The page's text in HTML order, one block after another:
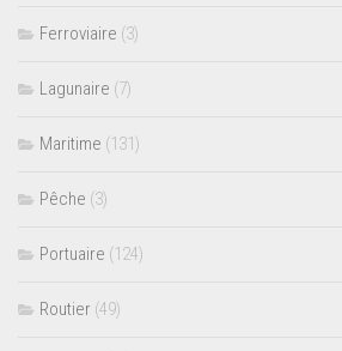
Ferroviaire (3)
Lagunaire (7)
Maritime (131)
Pêche (3)
Portuaire (124)
Routier (49)